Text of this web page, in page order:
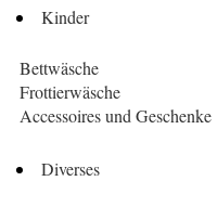
Kinder
Bettwäsche
Frottierwäsche
Accessoires und Geschenke
Diverses